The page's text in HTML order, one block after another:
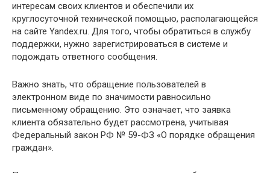
интересам своих клиентов и обеспечили их
круглосуточной технической помощью, располагающейся
на сайте Yandex.ru. Для того, чтобы обратиться в службу
поддержки, нужно зарегистрироваться в системе и
подождать ответного сообщения.
Важно знать, что обращение пользователей в
электронном виде по значимости равносильно
письменному обращению. Это означает, что заявка
клиента обязательно будет рассмотрена, учитывая
Федеральный закон РФ № 59-ФЗ «О порядке обращения
граждан».